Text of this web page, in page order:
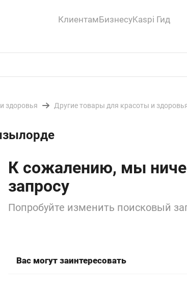
КлиентамБизнесуKaspi Гид
здоровья Другие товары для красоты и
К сожалению, мы
запросу
Попробуйте изменить поисковый
Вас могут заинтересовать